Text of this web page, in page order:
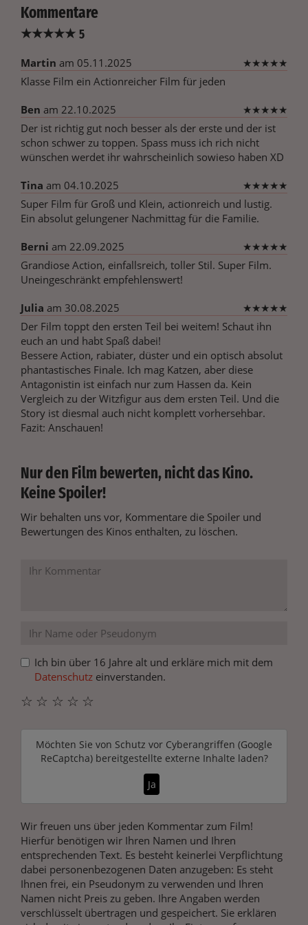
Kommentare
★★★★★ 5
Martin am 05.11.2025 ★★★★★
Klasse Film ein Actionreicher Film für jeden
Ben am 22.10.2025 ★★★★★
Der ist richtig gut noch besser als der erste und der ist
schon schwer zu toppen. Spass muss ich rich nicht
wünschen werdet ihr wahrscheinlich sowieso haben XD
Tina am 04.10.2025 ★★★★★
Super Film für Groß und Klein, actionreich und lustig.
Ein absolut gelungener Nachmittag für die Familie.
Berni am 22.09.2025 ★★★★★
Grandiose Action, einfallsreich, toller Stil. Super Film.
Uneingeschränkt empfehlenswert!
Julia am 30.08.2025 ★★★★★
Der Film toppt den ersten Teil bei weitem! Schaut ihn
euch an und habt Spaß dabei!
Bessere Action, rabiater, düster und ein optisch absolut
phantastisches Finale. Ich mag Katzen, aber diese
Antagonistin ist einfach nur zum Hassen da. Kein
Vergleich zu der Witzfigur aus dem ersten Teil. Und die
Story ist diesmal auch nicht komplett vorhersehbar.
Fazit: Anschauen!
Nur den Film bewerten, nicht das Kino.
Keine Spoiler!
Wir behalten uns vor, Kommentare die Spoiler und
Bewertungen des Kinos enthalten, zu löschen.
Ich bin über 16 Jahre alt und erkläre mich mit dem
Datenschutz einverstanden.
☆
☆
☆
☆
☆
Möchten Sie von Schutz vor Cyberangriffen (Google
ReCaptcha)bereitgestellte externe Inhalte laden?
Ja
Wir freuen uns über jeden Kommentar zum Film!
Hierfür benötigen wir Ihren Namen und Ihren
entsprechenden Text. Es besteht keinerlei Verpflichtung
dabei personenbezogenen Daten anzugeben: Es steht
Ihnen frei, ein Pseudonym zu verwenden und Ihren
Namen nicht Preis zu geben. Ihre Angaben werden
verschlüsselt übertragen und gespeichert. Sie erklären